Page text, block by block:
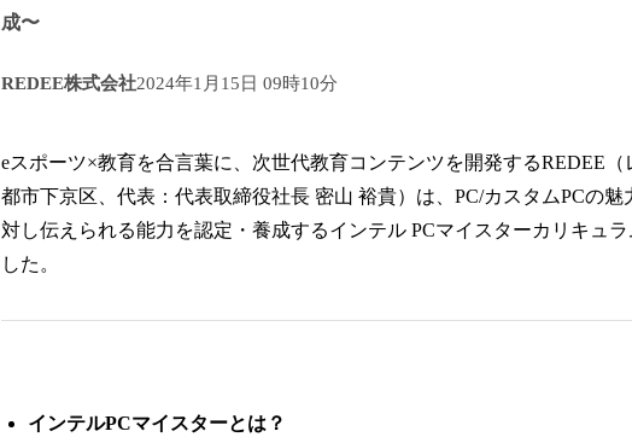
成〜
REDEE株式会社2024年1月15日 09時10分
eスポーツ×教育を合言葉に、次世代教育コンテンツを開発するREDEE
都市下京区、代表：代表取締役社長 密山 裕貴）は、PC/カスタムPCの魅
対し伝えられる能力を認定・養成するインテル PCマイスターカリキュ
した。
インテルPCマイスターとは？